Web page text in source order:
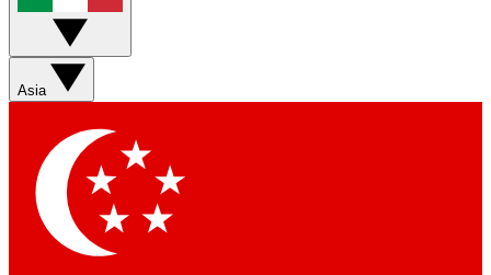
Asia